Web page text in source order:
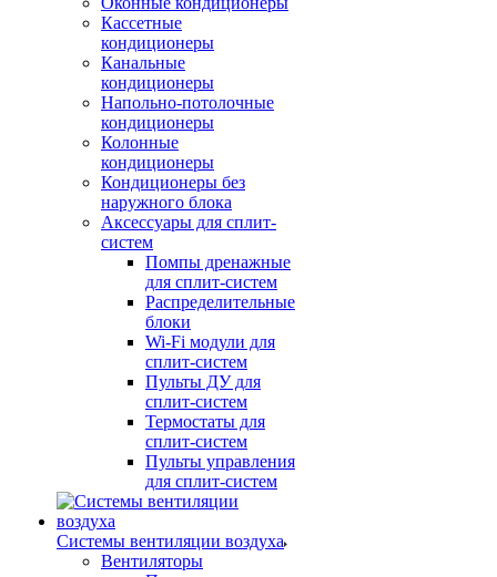
Кассетные
кондиционеры
Канальные
кондиционеры
Напольно-потолочные
кондиционеры
Колонные
кондиционеры
Кондиционеры без
наружного блока
Аксессуары для сплит-
систем
Помпы дренажные
для сплит-систем
Распределительные
блоки
Wi-Fi модули для
сплит-систем
Пульты ДУ для
сплит-систем
Термостаты для
сплит-систем
Пульты управления
для сплит-систем
Системы вентиляции воздуха
Вентиляторы